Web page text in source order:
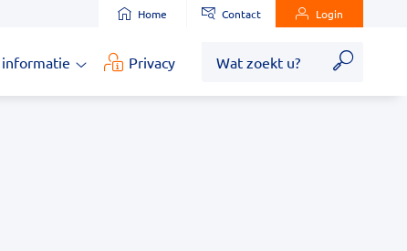
Home Contact Login
informatie
informatie
Privacy